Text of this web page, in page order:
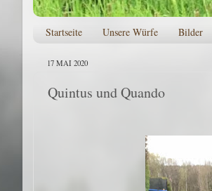
Startseite Unsere Würfe Bilder
17 MAI 2020
Quintus und Quando